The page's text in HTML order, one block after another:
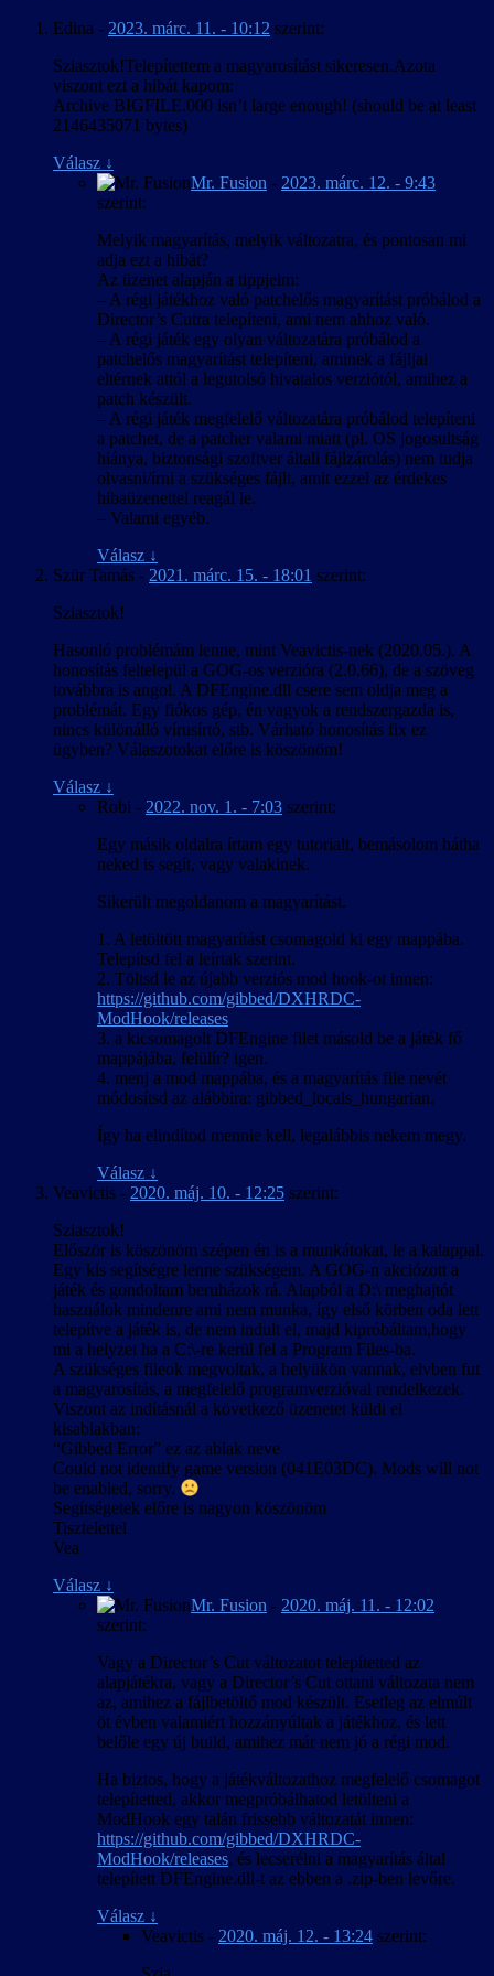
Egy sok, egymással különféle viszonyban levő karaktert mozgató
játéknál különösen nehéz az angolban ilyen formában nem létező
tegezés/magázás megállapítása, amikor pedig egy karakter akár
egyazon mondatban szólít egy másikat vegyesen hol vezeték-, hol
keresztnéven, akkor nincs jó megoldás. Az egyértelmű helyzeteket
kivéve jellemzően a mindkét névvel jobban működő magázásban
íródtak a szövegek, és egyes esetekben a fejlesztői kommentárokban
elhangzottak is alátámasztották e döntéseinket.
Egy másik nehézség a kínaiból elvileg meghatározott szabályok
szerint átírandó szavak és nevek kezelése volt, mivel gyakorlatilag
két szabálykészlet él párhuzamosan: a nemzetközileg elfogadott
kínai-angol pinjin átírás, illetve egy ún. „népszerű magyar” átírás. A
pinjin sokkal pontosabban adja vissza az eredeti hangzást, de csak
ha az olvasó ismeri az angol nyelv kiejtési szabályait, a „népszerű
magyar” ellenben nem igényel előképzettséget, cserébe viszont
következetlen és pontatlan. Végül egy „hibrid” módszerrel éltünk:
az írásban és kiejtve is szereplő neveknél a pinjinen alapuló „hallás
utáni” átírást használtunk, a játékvilágban is láthatók az
azonosíthatóság miatt pinjinben maradtak, a játékvilágban nem
megjelenő és el sem hangzó szövegekben levők pedig jobbára
„népszerű magyar” átírásban vannak.
A magyarítás technikailag sem volt egyszerű, bár legalább a
betűkészletekben megvoltak az általában hiányzó „őŐ” és „űŰ”
betűk, még ha nem is néztek ki tökéletesen. A Crystal Engine
virtuális fájlrendszerének kezeléséhez létezett eszköz, de a kinyert
adatfájl szövegként kezelhető formába és vissza alakítására TSL16b-
nek kellett írnia egy konvertert. Visszafelé tovább bonyolódott a
dolog, mert a játék nem tölt be külső fájlt, így csak az eredeti fájlok
módosításával lehet bármin változtatni. És míg a HR-nél egy 18
ML-nél egy 1,6 GB-os fájlt kellett volna kiadni. A megoldást az ún.
delta tömörítés jelentette, amihez találtunk egy olyan parancssori
eszközt, ami elboldogult egy ekkora fájllal is. A Director’s Cut
változatnál szerencsére erre nem volt szükség, mert ahhoz létezett
egy olyan módosított rutinkönyvtár, amire az eredetit lecserélve a
játék „megtanult” további adatfájlokat betölteni, így csak a többi
betűkészletet használ, és az egyedi
fájlformátumok + ScaleForm miatt esélyt se
láttunk ennek esetleges javítására.
A mentett játékok elnevezésére használt
pályanevek a játék futtatható állományába
vannak “beledrótozva”, aminek piszkálásától
inkább eltekintettünk, így azok a
meg.
Edina - 2023. márc. 11. - 10:12 szerint:
Sziasztok!Telepítettem a magyarosítást sikeresen.Azota
viszont ezt a hibát kapom:
Archive BIGFILE.000 isn’t large enough! (should be at least
2146435071 bytes)
Válasz ↓
Mr. Fusion - 2023. márc. 12. - 9:43
szerint:
Melyik magyarítás, melyik változatra, és pontosan mi
adja ezt a hibát?
Az üzenet alapján a tippjeim:
– A régi játékhoz való patchelős magyarítást próbálod a
Director’s Cutra telepíteni, ami nem ahhoz való.
– A régi játék egy olyan változatára próbálod a
patchelős magyarítást telepíteni, aminek a fájljai
eltérnek attól a legutolsó hivatalos verziótól, amihez a
patch készült.
– A régi játék megfelelő változatára próbálod telepíteni
a patchet, de a patcher valami miatt (pl. OS jogosultság
hiánya, biztonsági szoftver általi fájlzárolás) nem tudja
olvasni/írni a szükséges fájlt, amit ezzel az érdekes
hibaüzenettel reagál le.
– Valami egyéb.
Válasz ↓
Szür Tamás - 2021. márc. 15. - 18:01 szerint:
Sziasztok!
Hasonló problémám lenne, mint Veavictis-nek (2020.05.). A
honosítás feltelepül a GOG-os verzióra (2.0.66), de a szöveg
továbbra is angol. A DFEngine.dll csere sem oldja meg a
problémát. Egy fiókos gép, én vagyok a rendszergazda is,
nincs különálló vírusírtó, stb. Várható honosítás fix ez
ügyben? Válaszotokat előre is köszönöm!
Válasz ↓
Robi - 2022. nov. 1. - 7:03 szerint:
Egy másik oldalra írtam egy tutorialt, bemásolom hátha
neked is segít, vagy valakinek.
Sikerült megoldanom a magyarítást.
1. A letöltött magyarítást csomagold ki egy mappába.
Telepítsd fel a leírtak szerint.
2. Töltsd le az újabb verziós mod hook-ot innen:
https://github.com/gibbed/DXHRDC-
ModHook/releases
3. a kicsomagolt DFEngine filet másold be a játék fő
mappájába, felülír? igen.
4. menj a mod mappába, és a magyarítás file nevét
módosítsd az alábbira: gibbed_locals_hungarian.
Így ha elindítod mennie kell, legalábbis nekem megy.
Válasz ↓
Veavictis - 2020. máj. 10. - 12:25 szerint:
Sziasztok!
Először is köszönöm szépen én is a munkátokat, le a kalappal.
Egy kis segítségre lenne szükségem. A GOG-n akciózott a
játék és gondoltam beruházok rá. Alapból a D:\ meghajtót
használok mindenre ami nem munka, így első körben oda lett
telepítve a játék is, de nem indult el, majd kipróbáltam,hogy
mi a helyzet ha a C:\-re kerül fel a Program Files-ba.
A szükséges fileok megvoltak, a helyükön vannak, elvben fut
a magyarosítás, a megfelelő programverzióval rendelkezek.
Viszont az indításnál a következő üzenetet küldi el
kisablakban:
“Gibbed Error” ez az ablak neve
Could not identify game version (041E03DC). Mods will not
be enabled, sorry.
Segítségetek előre is nagyon köszönöm
Tisztelettel
Vea
Válasz ↓
Mr. Fusion - 2020. máj. 11. - 12:02
szerint:
Vagy a Director’s Cut változatot telepítetted az
alapjátékra, vagy a Director’s Cut ottani változata nem
az, amihez a fájlbetöltő mod készült. Esetleg az elmúlt
öt évben valamiért hozzányúltak a játékhoz, és lett
belőle egy új build, amihez már nem jó a régi mod.
Ha biztos, hogy a játékváltozathoz megfelelő csomagot
telepítetted, akkor megpróbálhatod letölteni a
ModHook egy talán frissebb változatát innen:
https://github.com/gibbed/DXHRDC-
ModHook/releases, és lecserélni a magyarítás által
telepített DFEngine.dll-t az ebben a .zip-ben levőre.
Válasz ↓
Veavictis - 2020. máj. 12. - 13:24 szerint: